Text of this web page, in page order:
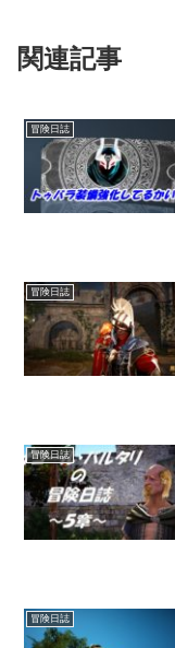
関連記事
冒険日誌
冒険日誌
冒険日誌
冒険日誌